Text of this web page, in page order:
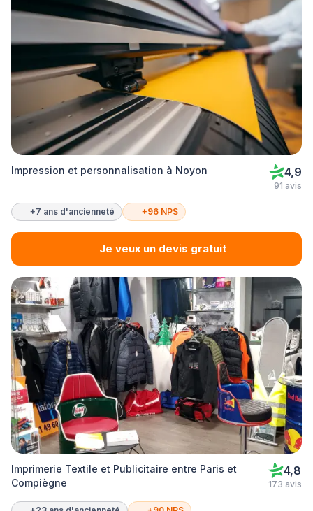
Impression et personnalisation à Noyon 4,9
91 avis
+7 ans d'ancienneté +96 NPS
Je veux un devis gratuit
Imprimerie Textile et Publicitaire entre Paris et
Compiègne
4,8
173 avis